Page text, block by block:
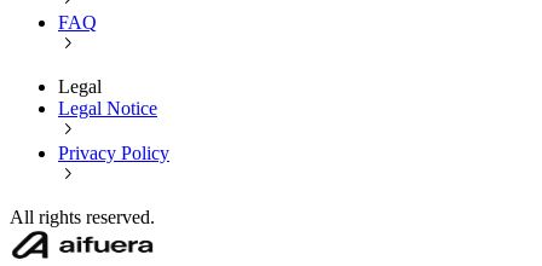
FAQ
Legal
Legal Notice
Privacy Policy
All rights reserved.